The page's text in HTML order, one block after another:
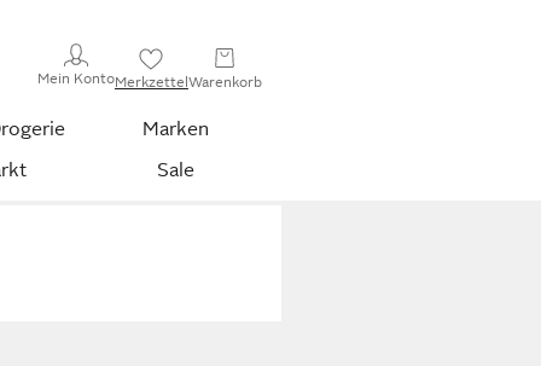
Mein KontoMerkzettelWarenkorb
Marken
Sale